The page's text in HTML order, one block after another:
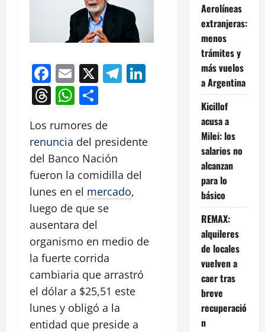
Facebook
Email
X Telegram
LinkedIn
Threads
WhatsApp
Los rumores de
renuncia del presidente
del Banco Nación
fueron la comidilla del
lunes en el mercado,
luego de que se
ausentara del
organismo en medio de
la fuerte corrida
cambiaria que arrastró
el dólar a $25,51 este
lunes y obligó a la
entidad que preside a
Aerolíneas
extranjeras:
menos
trámites y
más vuelos
a Argentina
Kicillof
acusa a
Milei: los
salarios no
alcanzan
para lo
básico
REMAX:
alquileres
de locales
vuelven a
caer tras
breve
recuperació
n